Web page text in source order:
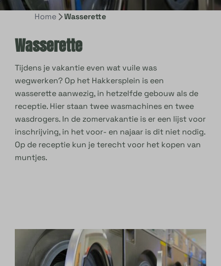
Home Wasserette
Wasserette
Tijdens je vakantie even wat vuile was
wegwerken? Op het Hakkersplein is een
wasserette aanwezig, in hetzelfde gebouw als de
receptie. Hier staan twee wasmachines en twee
wasdrogers. In de zomervakantie is er een lijst voor
inschrijving, in het voor- en najaar is dit niet nodig.
Op de receptie kun je terecht voor het kopen van
muntjes.